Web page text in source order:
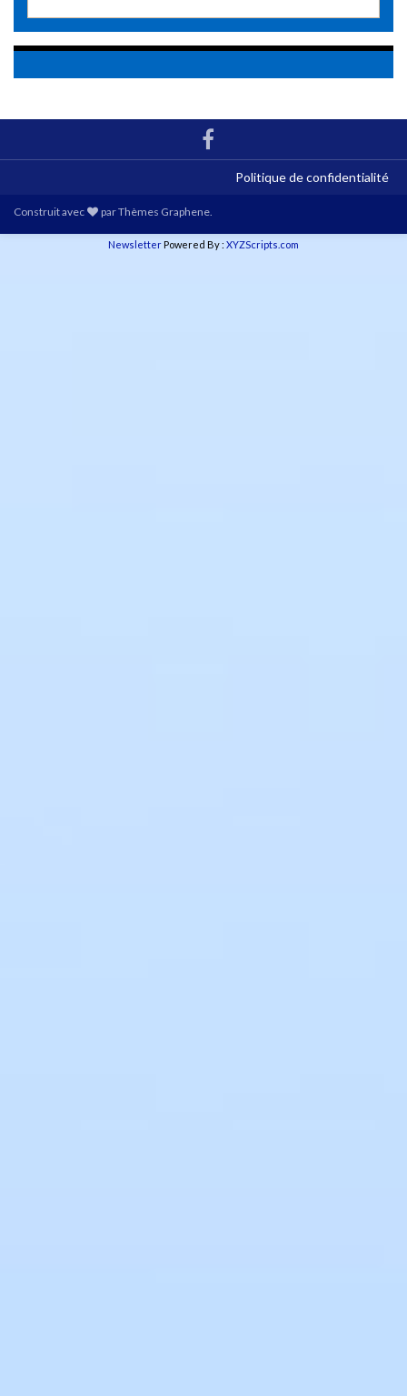
Politique de confidentialité
Construit avec parThèmes Graphene
NewsletterPowered By : XYZScripts.com